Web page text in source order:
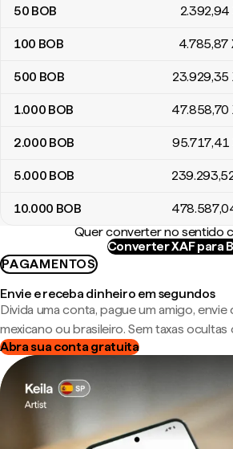
50 BOB 2.392,94
100 BOB 4.785,87
500 BOB 23.929,35
1.000 BOB 47.858,70
2.000 BOB 95.717,41
5.000 BOB 239.293
10.000 BOB 478.587
Quer converter no sentido
Converter XAF para
PAGAMENTOS
Envie e receba dinheiro em segundos
Divida uma conta, pague um amigo,
mexicano ou brasileiro. Sem taxas
Abra sua conta gratuita